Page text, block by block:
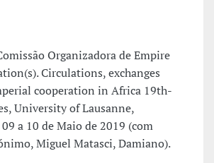
Organizadora de Empire
Circulations, exchanges
cooperation in Africa 19th-
University of Lausanne,
a 10 de Maio de 2019 (com
Miguel Matasci, Damiano).